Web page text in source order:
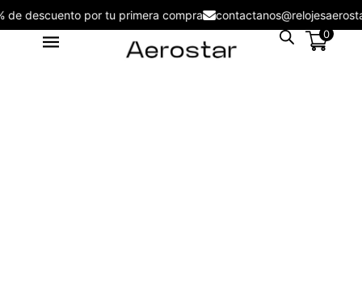
5% de descuento por tu primera compra
0